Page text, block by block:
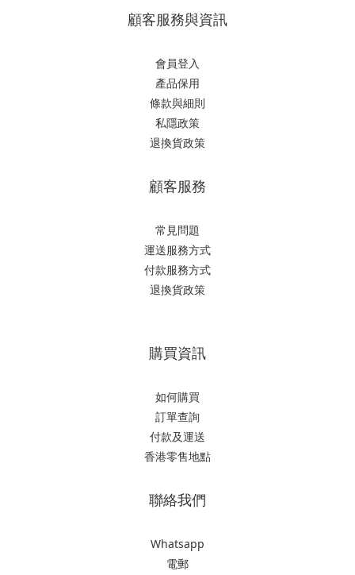
顧客服務與資訊
會員登入
產品保用
條款與細則
私隱政策
退換貨政策
顧客服務
常見問題
運送服務方式
付款服務方式
退換貨政策
購買資訊
如何購買
訂單查詢
付款及運送
香港零售地點
聯絡我們
Whatsapp
電郵